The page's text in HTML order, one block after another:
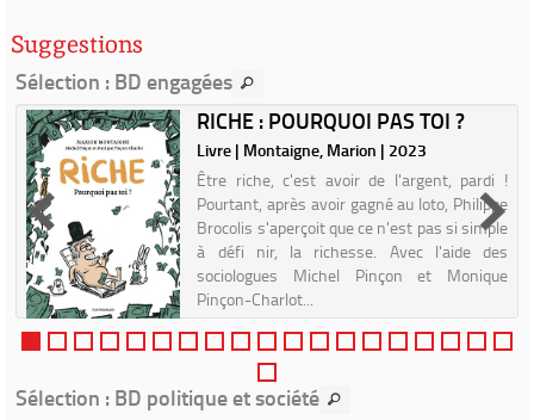
Suggestions
Sélection : BD engagées
RICHE : POURQUOI PAS TOI ?
Livre | Montaigne, Marion | 2023
Être riche, c'est avoir de l'argent, pardi !
Pourtant, après avoir gagné au loto, Philippe
Brocolis s'aperçoit que ce n'est pas si simple
à défi nir, la richesse. Avec l'aide des
sociologues Michel Pinçon et Monique
Pinçon-Charlot...
Sélection : BD politique et société